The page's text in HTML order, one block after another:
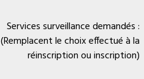
Services surveillance demandés :
(Remplacent le choix effectué à la
réinscription ou inscription)